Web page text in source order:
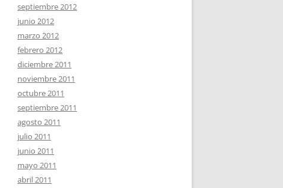
septiembre 2012
junio 2012
marzo 2012
febrero 2012
diciembre 2011
noviembre 2011
octubre 2011
septiembre 2011
agosto 2011
julio 2011
junio 2011
mayo 2011
abril 2011